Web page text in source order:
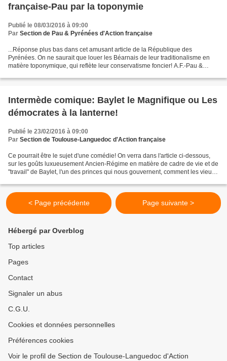
française-Pau par la toponymie
Publié le 08/03/2016 à 09:00
Par Section de Pau & Pyrénées d'Action française
...Réponse plus bas dans cet amusant article de la République des
Pyrénées. On ne saurait que louer les Béarnais de leur traditionalisme en
matière toponymique, qui reflète leur conservatisme foncier! A.F.-Pau &
Intermède comique: Baylet le Magnifique ou Les
démocrates à la lanterne!
Publié le 23/02/2016 à 09:00
Par Section de Toulouse-Languedoc d'Action française
Ce pourrait être le sujet d'une comédie! On verra dans l'article ci-dessous,
sur les goûts luxueusement Ancien-Régime en matière de cadre de vie et de
"travail" de Baylet, l'un des princes qui nous gouvernent, comment les vieux
< Page précédente Page suivante >
Hébergé par Overblog
Top articles
Pages
Contact
Signaler un abus
C.G.U.
Cookies et données personnelles
Préférences cookies
Voir le profil de Section de Toulouse-Languedoc d'Action